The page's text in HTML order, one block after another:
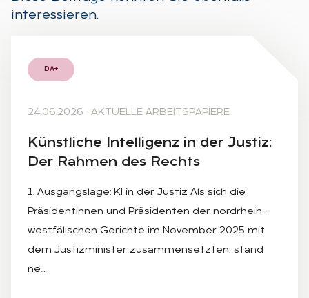
interessieren.
DA+
24.06.2026 · AKTUELLE ARBEITSPAPIERE
Künst­li­che In­tel­li­genz in der Jus­tiz:
Der Rah­men des Rechts
1. Ausgangslage: KI in der Justiz Als sich die
Präsidentinnen und Präsidenten der nordrhein-
westfälischen Gerichte im November 2025 mit
dem Justizminister zusammensetzten, stand
ne…